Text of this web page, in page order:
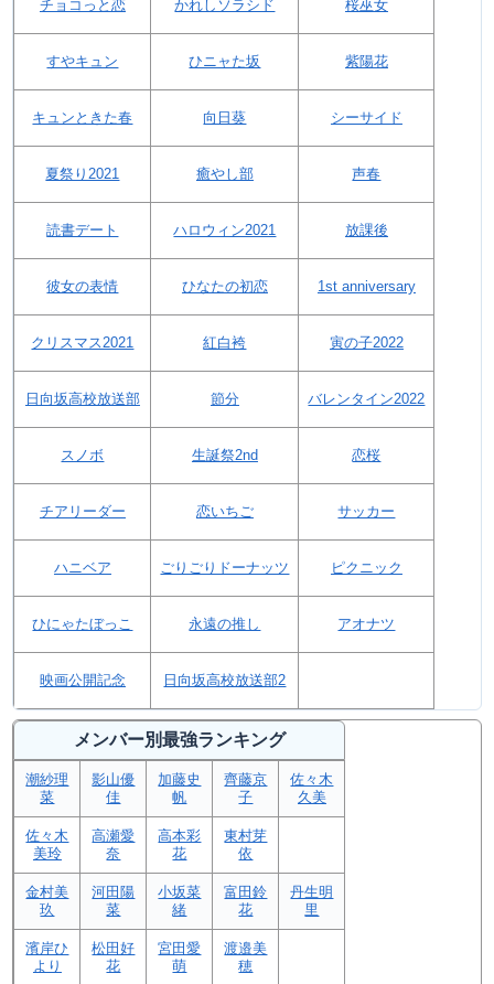
チョコっと恋 かれしソラシド 桜巫女
すやキュン ひニャた坂 紫陽花
キュンときた春 向日葵 シーサイド
夏祭り2021 癒やし部 声春
読書デート ハロウィン2021 放課後
彼女の表情 ひなたの初恋 1st anniversary
クリスマス2021 紅白袴 寅の子2022
日向坂高校放送部 節分 バレンタイン2022
スノボ 生誕祭2nd 恋桜
チアリーダー 恋いちご サッカー
ハニベア ごりごりドーナッツ ピクニック
ひにゃたぼっこ 永遠の推し アオナツ
映画公開記念 日向坂高校放送部2
メンバー別最強ランキング
潮紗理
菜
影山優
佳
加藤史
帆
齊藤京
子
佐々木
久美
佐々木
美玲
高瀬愛
奈
高本彩
花
東村芽
依
金村美
玖
河田陽
菜
小坂菜
緒
富田鈴
花
丹生明
里
濱岸ひ
より
松田好
花
宮田愛
萌
渡邉美
穂